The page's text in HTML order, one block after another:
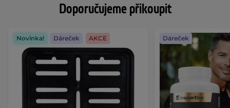
Doporučujeme přikoupit
Novinka! Dáreček AKCE Dáreček